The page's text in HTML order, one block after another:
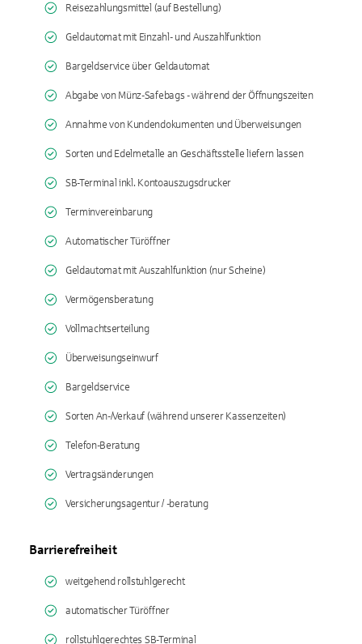
Reisezahlungsmittel (auf Bestellung)
Geldautomat mit Einzahl- und Auszahlfunktion
Bargeldservice über Geldautomat
Abgabe von Münz-Safebags - während der Öffnungszeiten
Annahme von Kundendokumenten und Überweisungen
Sorten und Edelmetalle an Geschäftsstelle liefern lassen
SB-Terminal inkl. Kontoauszugsdrucker
Terminvereinbarung
Automatischer Türöffner
Geldautomat mit Auszahlfunktion (nur Scheine)
Vermögensberatung
Vollmachtserteilung
Überweisungseinwurf
Bargeldservice
Sorten An-/Verkauf (während unserer Kassenzeiten)
Telefon-Beratung
Vertragsänderungen
Versicherungsagentur / -beratung
Barrierefreiheit
weitgehend rollstuhlgerecht
automatischer Türöffner
rollstuhlgerechtes SB-Terminal